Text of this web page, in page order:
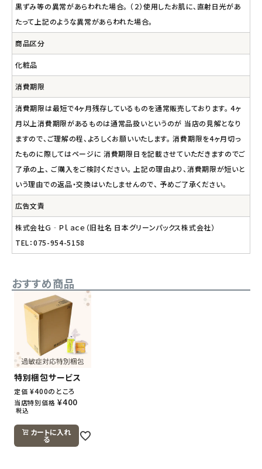
黒ずみ等の異常があらわれた場合。 （２）使用したお肌に、直射日光があ
たって上記のような異常があらわれた場合。
商品区分
化粧品
消費期限
消費期限は最短で4ヶ月残存しているものを通常販売しております。 4ヶ
月以上消費期限があるものは通常品扱いというのが 当店の見解となり
ますので、ご理解の程、よろしくお願いいたします。 消費期限を4ヶ月切っ
たものに際してはページに 消費期限日を記載させていただきますのでご
了承の上、 ご購入をご検討ください。 上記の理由より、消費期限が短いと
いう理由での返品・交換はいたしませんので、 予めご了承ください。
広告文責
株式会社Ｇ‐Ｐｌａｃｅ（旧社名 日本グリーンパックス株式会社）
TEL：075-954-5158
おすすめ商品
特別梱包サービス
定価 ¥400のところ
当店特別価格 ¥400
税込
カートに入れ
る